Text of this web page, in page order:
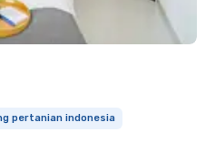
pertanian indonesia